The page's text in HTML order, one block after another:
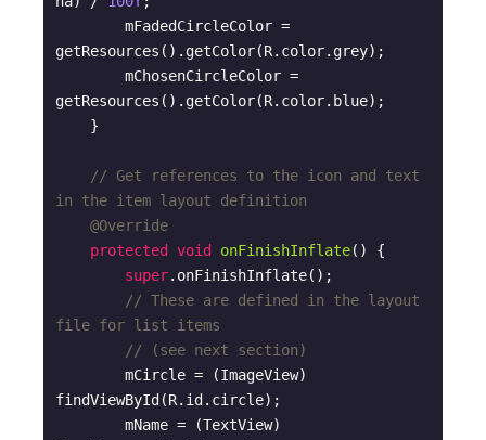
getResources().getColor(R.color.grey);
getResources().getColor(R.color.blue);
// Get references to the icon and text
in the item layout definition
@Override
protected
void onFinishInflate()
{
super.onFinishInflate();
// These are defined in the layout
file for list items
// (see next section)
findViewById(R.id.circle);